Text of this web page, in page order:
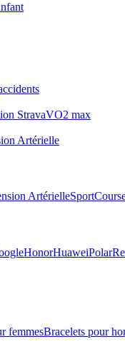
StravaVO2 max
Artérielle
ArtérielleSport
HonorHuaweiPolar
femmesBracelets pour